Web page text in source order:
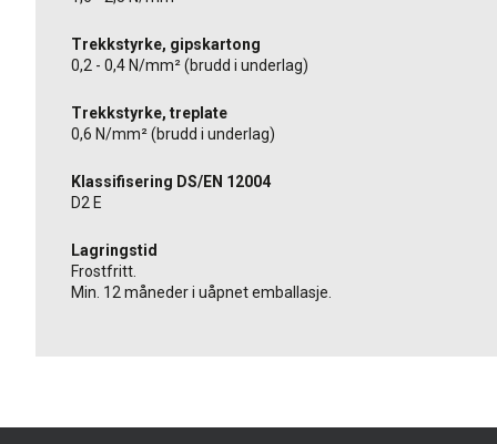
Trekkstyrke, gipskartong
0,2 - 0,4 N/mm² (brudd i underlag)
Trekkstyrke, treplate
0,6 N/mm² (brudd i underlag)
Klassifisering DS/EN 12004
D2 E
Lagringstid
Frostfritt.
Min. 12 måneder i uåpnet emballasje.